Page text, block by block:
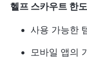
헬프 스카우트 한도
사용 가능한
모바일 앱의